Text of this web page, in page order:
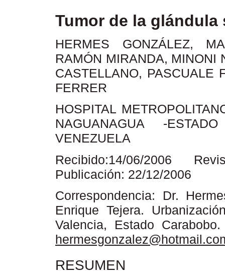
Tumor de la glándula
HERMES GONZÁLEZ,
RAMÓN MIRANDA, MINONI
CASTELLANO, PASCUALE
FERRER
HOSPITAL
NAGUANAGUA -
VENEZUELA
Recibido:14/06/2006
Publicación: 22/12/2006
Correspondencia: Dr.
Enrique Tejera.
Valencia, Estado
RESUMEN